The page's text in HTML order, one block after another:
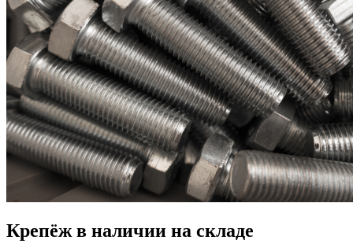
Крепёж в наличии на складе